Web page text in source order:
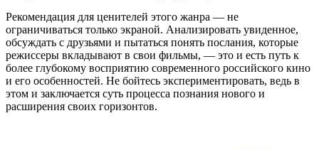
Рекомендация для ценителей этого жанра — не
ограничиваться только экраной. Анализировать увиденное,
обсуждать с друзьями и пытаться понять послания, которые
режиссеры вкладывают в свои фильмы, — это и есть путь к
более глубокому восприятию современного российского кино
и его особенностей. Не бойтесь экспериментировать, ведь в
этом и заключается суть процесса познания нового и
расширения своих горизонтов.